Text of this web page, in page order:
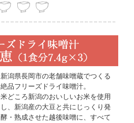
新潟県長岡市の老舗味噌蔵でつくる
絶品フリーズドライ味噌汁。
米どころ新潟のおいしいお米を使用
し、新潟産の大豆と共にじっくり発
酵・熟成させた越後味噌に、すべて